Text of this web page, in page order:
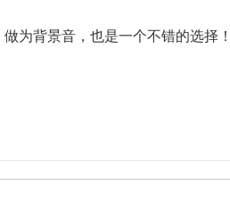
为背景音，也是一个不错的选择！